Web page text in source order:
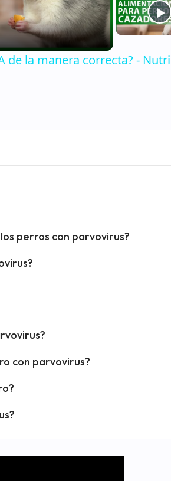
de la manera correcta? -
perros con parvovirus?
con parvovirus?